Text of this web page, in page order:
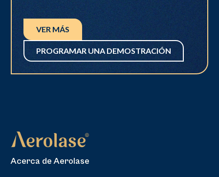
VER MÁS
PROGRAMAR UNA DEMOSTRACIÓN
Acerca de Aerolase